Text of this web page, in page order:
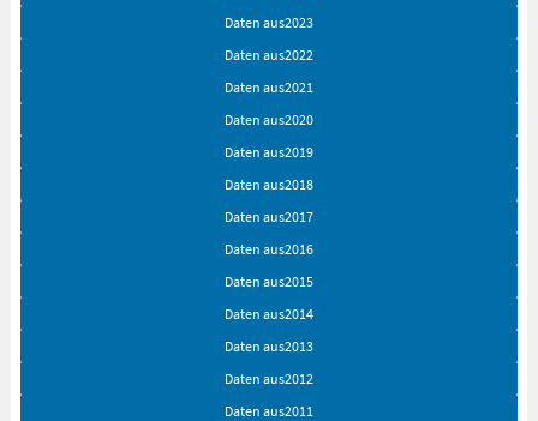
Daten aus2023
Daten aus2022
Daten aus2021
Daten aus2020
Daten aus2019
Daten aus2018
Daten aus2017
Daten aus2016
Daten aus2015
Daten aus2014
Daten aus2013
Daten aus2012
Daten aus2011